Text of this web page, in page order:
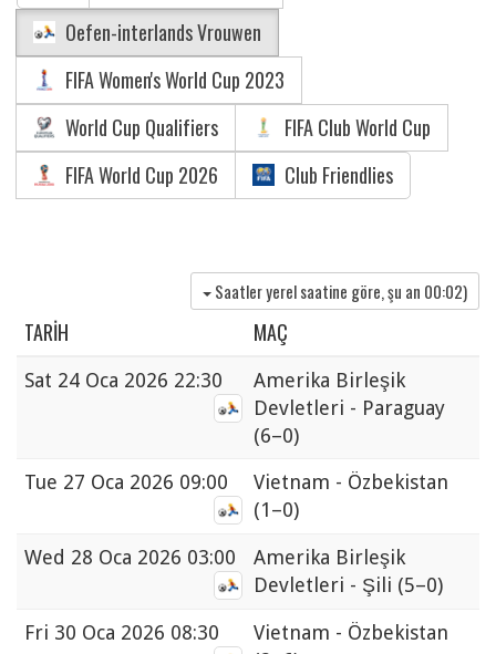
Oefen-interlands Vrouwen
FIFA Women's World Cup 2023
World Cup Qualifiers
FIFA Club World Cup
FIFA World Cup 2026
Club Friendlies
Saatler yerel saatine göre, şu an 00:02)
TARIH MAÇ
Sat 24 Oca 2026 22:30
Amerika Birleşik
Devletleri - Paraguay
(6–0)
Tue 27 Oca 2026 09:00
Vietnam - Özbekistan
(1–0)
Wed 28 Oca 2026 03:00
Amerika Birleşik
Devletleri - Şili (5–0)
Fri 30 Oca 2026 08:30
Vietnam - Özbekistan